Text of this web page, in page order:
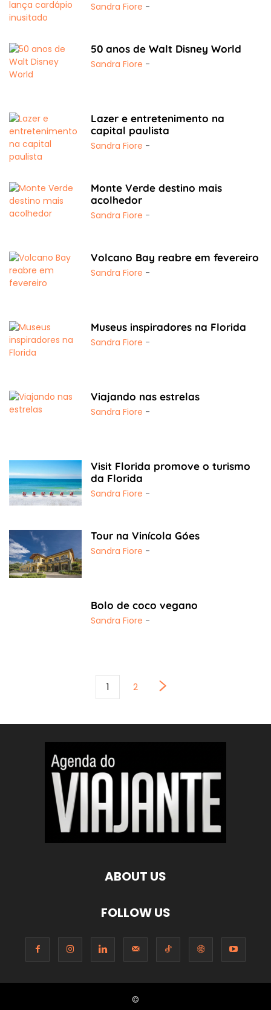
Sandra Fiore -
50 anos de Walt Disney World
Sandra Fiore -
Lazer e entretenimento na
capital paulista
Sandra Fiore -
Monte Verde destino mais
acolhedor
Sandra Fiore -
Volcano Bay reabre em fevereiro
Sandra Fiore -
Museus inspiradores na Florida
Sandra Fiore -
Viajando nas estrelas
Sandra Fiore -
Visit Florida promove o turismo
da Florida
Sandra Fiore -
Tour na Vinícola Góes
Sandra Fiore -
Bolo de coco vegano
Sandra Fiore -
1 2
ABOUT US
FOLLOW US
©